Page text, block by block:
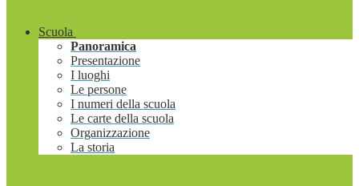
Scuola
Panoramica
Presentazione
I luoghi
Le persone
I numeri della scuola
Le carte della scuola
Organizzazione
La storia